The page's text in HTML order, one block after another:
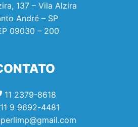
137 – Vila Alzira
André – SP
09030 – 200
11 2379-8618
11 9 9692-4481